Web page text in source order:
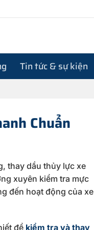
Tin tức & sự kiện
Chuẩn
thay dầu thủy lực xe
xuyên kiểm tra mực
đến hoạt động của xe
để kiểm tra và thay